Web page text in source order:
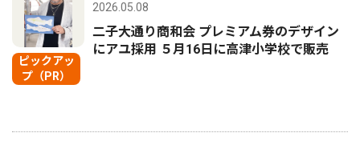
ピックアッ
プ（PR）
2026.05.08
二子大通り商和会 プレミアム券のデザイン
にアユ採用 ５月16日に高津小学校で販売